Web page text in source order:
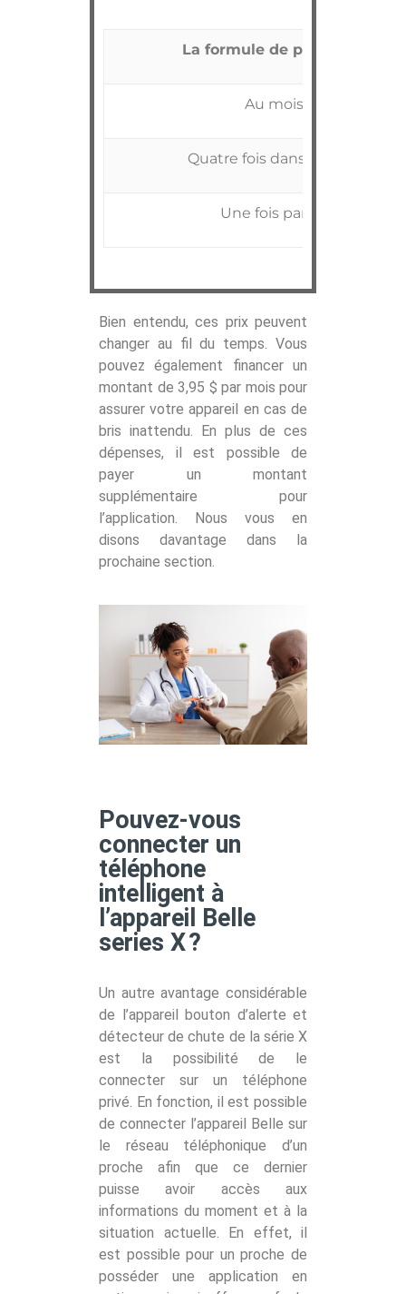
La formule de paiement
Au mois
Quatre fois dans l’année
Une fois par an
Bien entendu, ces prix peuvent
changer au fil du temps. Vous
pouvez également financer un
montant de 3,95 $ par mois pour
assurer votre appareil en cas de
bris inattendu. En plus de ces
dépenses, il est possible de
payer un montant
supplémentaire pour
l’application. Nous vous en
disons davantage dans la
prochaine section.
Pouvez-vous
connecter un
téléphone
intelligent à
l’appareil Belle
series X ?
Un autre avantage considérable
de l’appareil bouton d’alerte et
détecteur de chute de la série X
est la possibilité de le
connecter sur un téléphone
privé. En fonction, il est possible
de connecter l’appareil Belle sur
le réseau téléphonique d’un
proche afin que ce dernier
puisse avoir accès aux
informations du moment et à la
situation actuelle. En effet, il
est possible pour un proche de
posséder une application en